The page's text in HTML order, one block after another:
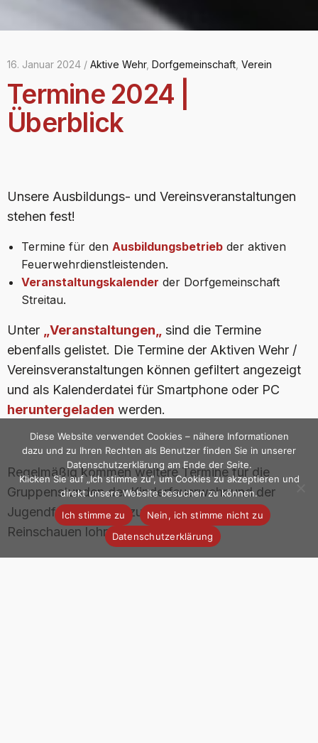
16. Januar 2024 / Aktive Wehr, Dorfgemeinschaft Verein
Termine 2024 |
Überblick
Unsere Ausbildungs- und Vereinsveranstaltungen
stehen fest!
Termine für den Ausbildungsbetrieb der aktiven
Feuerwehrdienstleistenden.
Veranstaltungskalender der Dorfgemeinschaft
Streitau.
Unter „Veranstaltungen„ sind die Termine
ebenfalls gelistet. Die Termine der Aktiven Wehr /
Vereinsveranstaltungen können gefiltert angezeigt
und als Kalenderdatei für Smartphone oder PC
heruntergeladen werden.
Regelmäßig kommen weitere Termine für die
Gruppenstunden der Kinderfeuerwehr und der
Jugendfeuerwehr dazu – regelmäßiges
Reinschauen lohnt sich!
Diese Website verwendet Cookies – nähere Informationen
dazu und zu Ihren Rechten als Benutzer finden Sie in unserer
Datenschutzerklärung am Ende der Seite.
Klicken Sie auf „Ich stimme zu“, um Cookies zu akzeptieren und
direkt unsere Website besuchen zu können.
Ich stimme zu
Nein, ich stimme nicht zu
Datenschutzerklärung